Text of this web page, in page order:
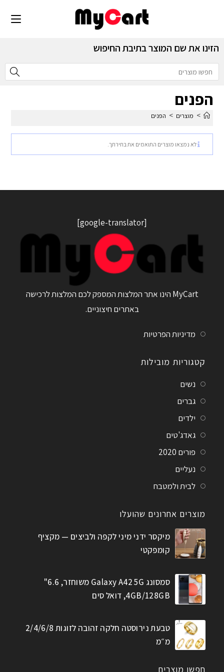
הזינו את שם המוצר בתיבת החיפוש
הפנים
> מוצרים > הפנים
לא נמצאו מוצרים התואמים את בחירתך.
[google-translator]
MyCart הינו אתר המלצות המספק לכם המלצות לרכישה
באתרים חיצוניים.
מדיניות הפרטיות
קטגוריות מובילות
נשים
גברים
ילדים
גאדג'טים
פורים 2020
נעליים
לבית ולמטבח
מוצרים אחרונים שהועלו
מיקסר ידני מיני לקפה ולביצים — מקציף
קומפקטי
סמסונג Galaxy A42 5G משוחזר, 6.6"
4GB/128GB, דואל סים
טבעת נירוסטה חלקה זהובה לזוגות 2/4/6/8
מ״מ
חפשו מוצרים